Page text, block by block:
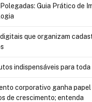
Guia Prático de
digitais que organizam
indispensáveis para toda
corporativo ganha
de crescimento; entenda